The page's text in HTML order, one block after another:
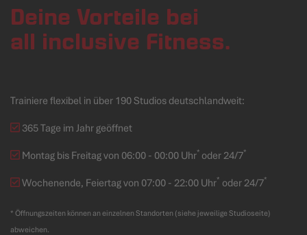
Deine Vorteile bei
all inclusive Fitness.
Trainiere flexibel in über 190 Studios deutschlandweit:
365 Tage im Jahr geöffnet
Montag bis Freitag von 06:00 - 00:00 Uhr* oder 24/7*
Wochenende, Feiertag von 07:00 - 22:00 Uhr* oder 24/7*
* Öffnungszeiten können an einzelnen Standorten (siehe jeweilige Studioseite)
abweichen.